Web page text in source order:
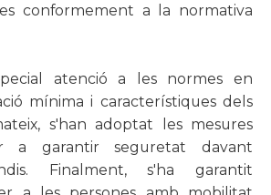
conformement a la normativa
atenció a les normes en
mínima i característiques dels
s'han adoptat les mesures
a garantir seguretat davant
Finalment, s'ha garantit